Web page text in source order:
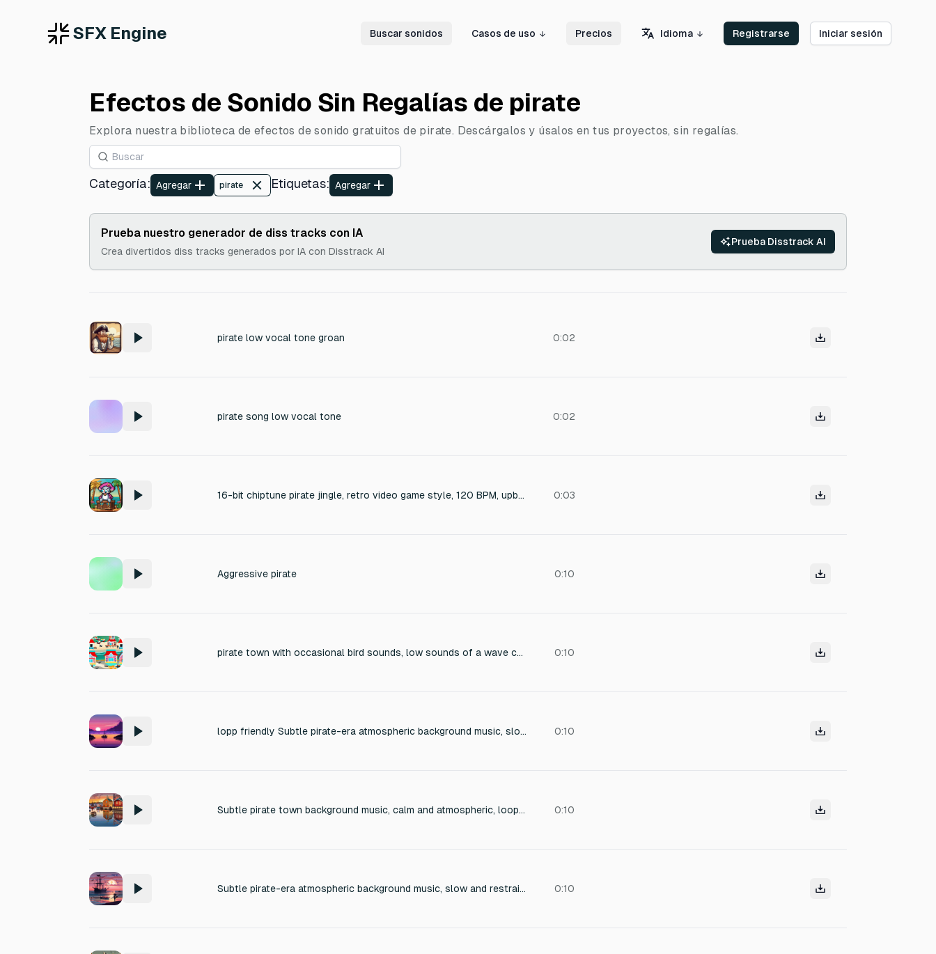
SFX Engine Buscar sonidos Casos de uso Precios Idioma Registrarse Iniciar sesión
Efectos de Sonido Sin Regalías de pirate
Explora nuestra biblioteca de efectos de sonido gratuitos de pirate. Descárgalos y úsalos en tus proyectos, sin regalías.
Categoría: Agregar pirate Etiquetas: Agregar
Prueba nuestro generador de diss tracks con IA
Crea divertidos diss tracks generados por IA con Disstrack AI
Prueba Disstrack AI
pirate low vocal tone groan 0:02
pirate song low vocal tone 0:02
16-bit chiptune pirate jingle, retro video game style, 120 BPM, upbeat and cheeky, featuring a catchy melody played on square wave leads and triangle wave bass, with bleepy arpeggios, a simple drum machine beat (snare, hi-hat, kick), and a short sea shanty flourish, evoking a treasure-hunting adventure, perfect for a level-up or item collect sound effect, with crisp, lo-fi production and a bright, punchy mix. 0:03
Aggressive pirate 0:10
pirate town with occasional bird sounds, low sounds of a wave coming in 0:10
lopp friendly Subtle pirate-era atmospheric background music, slow and restrained, featuring soft violin melodies, low strings, and faint wooden percussion. Calm but tense mood, suggesting distant conflict without active combat. Feels like an impending naval battle heard from afar. Minimal, moody, loopable, suitable for a 2D pixel art pirate game. 0:10
Subtle pirate town background music, calm and atmospheric, loopable. Soft violin and fiddle melodies with light plucked strings, gentle percussion, and distant ambient sounds like murmured voices, wooden creaks, and occasional seagulls. Feels like a living harbor town with quiet activity and rare distant events, relaxed but historically pirate-themed, suitable as main scene background music. 0:10
Subtle pirate-era atmospheric background music, slow and restrained, featuring soft violin melodies, low strings, and faint wooden percussion. Calm but tense mood, suggesting distant conflict without active combat. Feels like an impending naval battle heard from afar. Minimal, moody, loopable, suitable for a 2D pixel art pirate game. 0:10